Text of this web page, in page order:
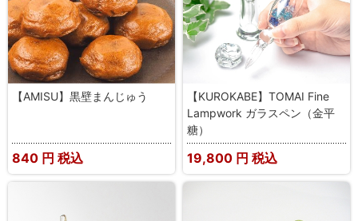
【AMISU】黒壁まんじゅう
840 円 税込
【KUROKABE】TOMAI Fine
Lampwork ガラスペン（金平
糖）
19,800 円 税込